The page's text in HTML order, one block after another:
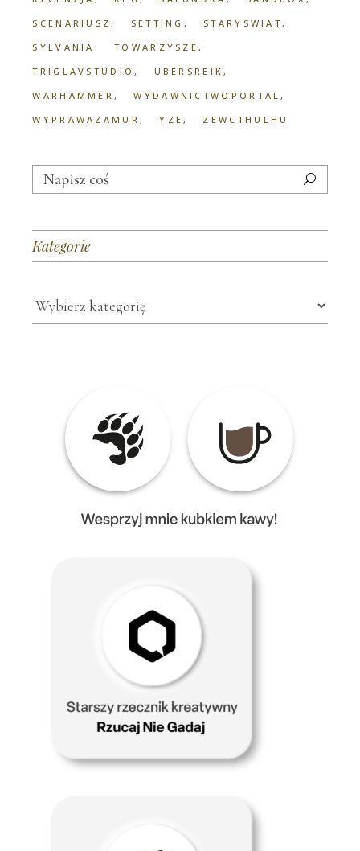
SCENARIUSZ
SETTING
STARYSWIAT
SYLVANIA
TOWARZYSZE
TRIGLAVSTUDIO
UBERSREIK
WARHAMMER
WYDAWNICTWOPORTAL
WYPRAWAZAMUR
YZE ZEWCTHULHU
Search
for:
Kategorie